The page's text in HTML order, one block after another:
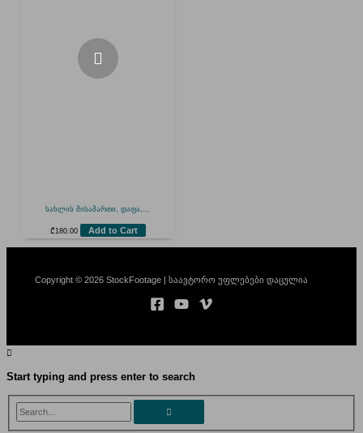
სახლის მისამართი, დაფა,...
₾ 180.00 Add to Cart
Copyright © 2026 StockFootage | საავტორო უფლებები დაცულია
Start typing and press enter to search
Search...